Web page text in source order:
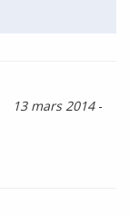
13 mars 2014 -